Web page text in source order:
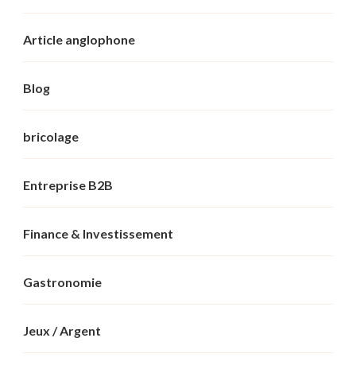
Article anglophone
Blog
bricolage
Entreprise B2B
Finance & Investissement
Gastronomie
Jeux / Argent